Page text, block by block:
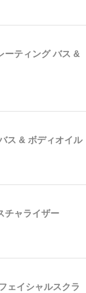
ーティング バス &
ス & ボディオイル
チャライザー
ェイシャルスクラ